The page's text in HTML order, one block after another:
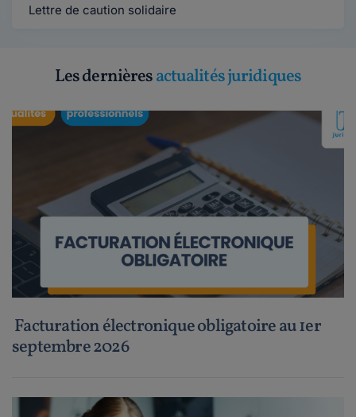
Lettre de caution solidaire
Les dernièresactualités juridiques
Facturation électronique obligatoire au 1er
septembre 2026